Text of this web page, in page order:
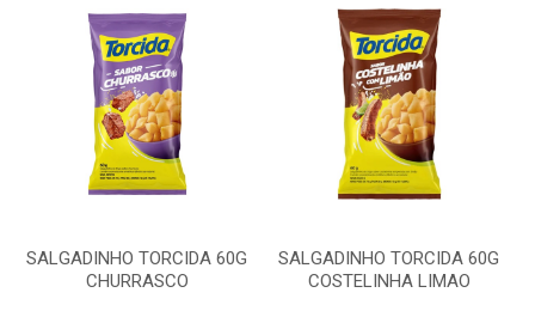
SALGADINHO TORCIDA 60G
CHURRASCO
SALGADINHO TORCIDA 60G
COSTELINHA LIMAO